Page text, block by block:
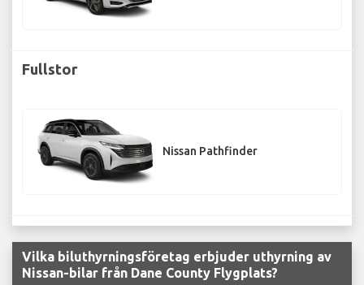
Fullstor
Nissan Pathfinder
Vilka biluthyrningsföretag erbjuder uthyrning av
Nissan-bilar från Dane County Flygplats?